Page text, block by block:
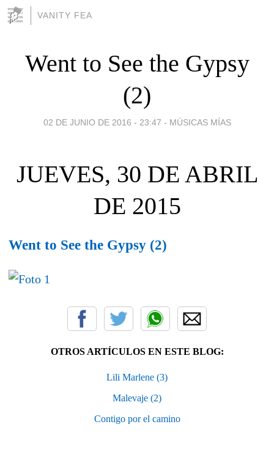
VANITY FEA
Went to See the Gypsy
(2)
02 DE JUNIO DE 2016 - 23:47 - MÚSICAS MÍAS
JUEVES, 30 DE ABRIL
DE 2015
Went to See the Gypsy (2)
OTROS ARTÍCULOS EN ESTE BLOG:
Lili Marlene (3)
Malevaje (2)
Contigo por el camino